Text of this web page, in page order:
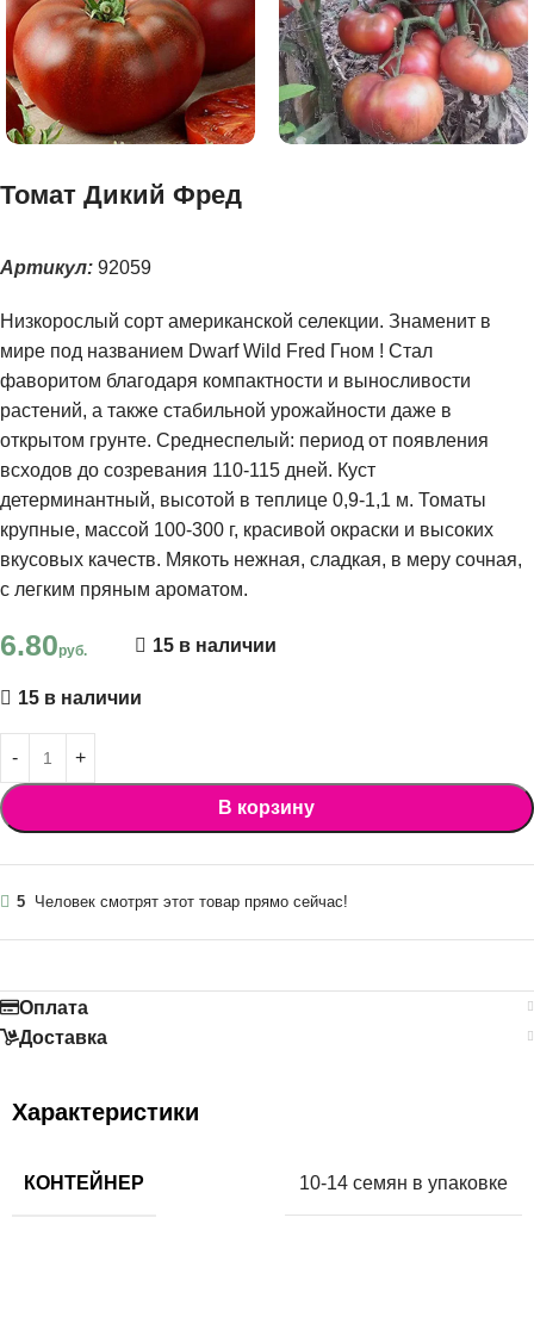
Томат Дикий Фред
Артикул: 92059
Низкорослый сорт американской селекции. Знаменит в
мире под названием Dwarf Wild Fred Гном ! Стал
фаворитом благодаря компактности и выносливости
растений, а также стабильной урожайности даже в
открытом грунте. Среднеспелый: период от появления
всходов до созревания 110-115 дней. Куст
детерминантный, высотой в теплице 0,9-1,1 м. Томаты
крупные, массой 100-300 г, красивой окраски и высоких
вкусовых качеств. Мякоть нежная, сладкая, в меру сочная,
с легким пряным ароматом.
6.80руб. 15 в наличии
15 в наличии
В корзину
5 Человек смотрят этот товар прямо сейчас!
Оплата
Доставка
Характеристики
КОНТЕЙНЕР 10-14 семян в упаковке